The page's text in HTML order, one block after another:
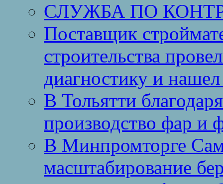
СЛУЖБА ПО
Поставщик
строительства
диагностику и
В Тольятти
производство фар и
В Минпромторге
масштабирование